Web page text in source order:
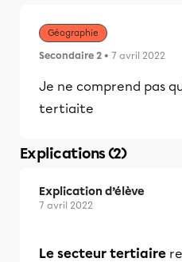
Géographie
Secondaire 2 • 7 avril 2022
Je ne comprend pas
tertiaite
Explications (2)
Explication d’élève
7 avril 2022
Le secteur tertiaire